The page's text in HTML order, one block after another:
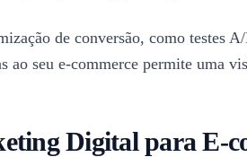
de conversão, como testes
ao seu e-commerce permite uma
Digital para E-